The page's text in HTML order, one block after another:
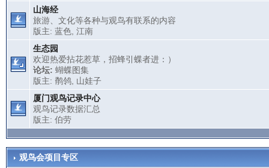
山海经
旅游、文化等各种与观鸟有联系的内容
版主: 蓝色, 江南
生态园
欢迎热爱拈花惹草，招蜂引蝶者进：）
论坛: 蝴蝶图集
版主: 鹡鸰, 山娃子
厦门观鸟记录中心
观鸟记录数据汇总
版主: 伯劳
观鸟会项目专区